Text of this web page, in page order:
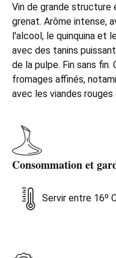
Vin de grande structure
grenat. Arôme intense,
l'alcool, le quinquina et
avec des tanins
de la pulpe. Fin sans
fromages affinés,
avec les viandes rouges
Consommation et
Servir entre 16º